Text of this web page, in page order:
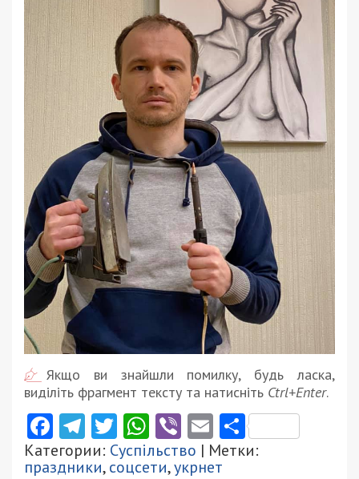
Якщо ви знайшли помилку, будь ласка,
виділіть фрагмент тексту та натисніть Ctrl+Enter.
Facebook
Telegram
Twitter
WhatsApp
ViberEmail
Категории: Суспільство | Метки:
праздники,соцсети,укрнет